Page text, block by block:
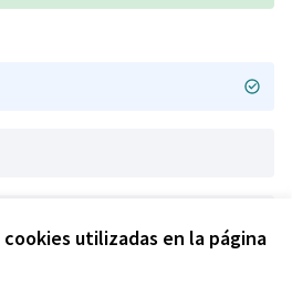
utilizadas en la página